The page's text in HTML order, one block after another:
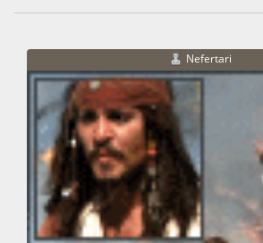
Nefertari